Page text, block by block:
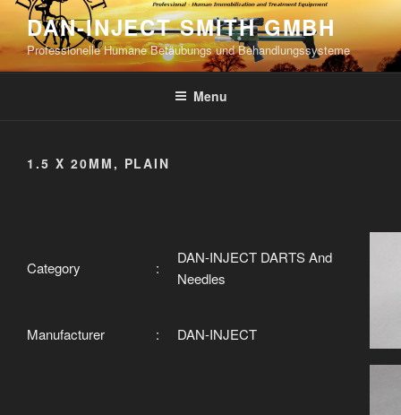
Skip
content
DAN-INJECT SMITH GMBH
Professionelle Humane Betäubungs und Behandlungssysteme
Menu
1.5 X 20MM, PLAIN
Category :
DAN-INJECT DARTS And
Needles
Manufacturer : DAN-INJECT